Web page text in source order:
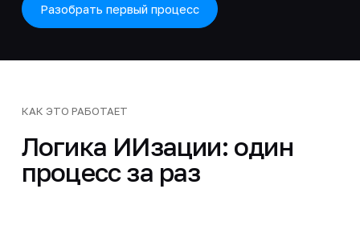
Разобрать первый процесс
КАК ЭТО РАБОТАЕТ
Логика ИИзации: один
процесс за раз